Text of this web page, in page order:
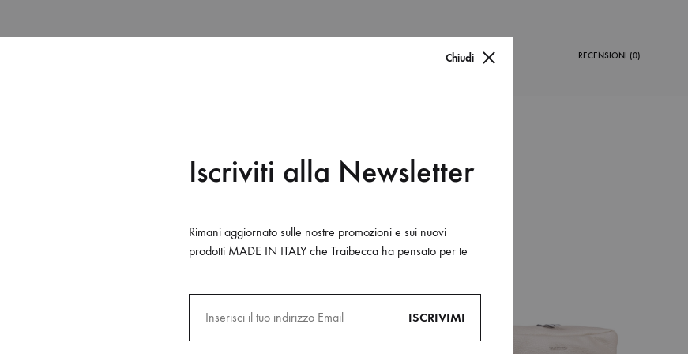
RECENSIONI (0)
Chiudi
Iscriviti alla Newsletter
Rimani aggiornato sulle nostre promozioni e sui nuovi
prodotti MADE IN ITALY che Traibecca ha pensato per te